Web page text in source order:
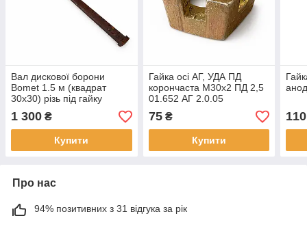
Вал дискової борони
Bomet 1.5 м (квадрат
30х30) різь під гайку
М27х3,0
1 300 ₴
Купити
Гайка осі АГ, УДА ПД
корончаста М30х2 ПД 2,5
01.652 АГ 2.0.05
анодована
75₴
Купити
110
Про нас
94% позитивних з 31 відгука за рік